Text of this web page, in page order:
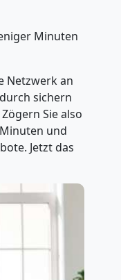
Minuten
Netzwerk an
sichern
Sie also
und
Jetzt das